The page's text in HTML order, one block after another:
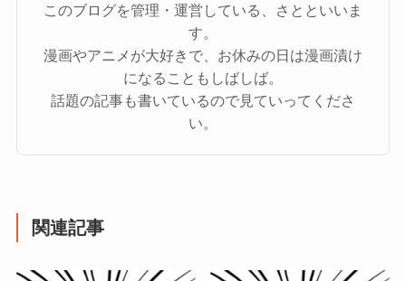
このブログを管理・運営している、さとといいま
す。
漫画やアニメが大好きで、お休みの日は漫画漬け
になることもしばしば。
話題の記事も書いているので見ていってくださ
い。
関連記事